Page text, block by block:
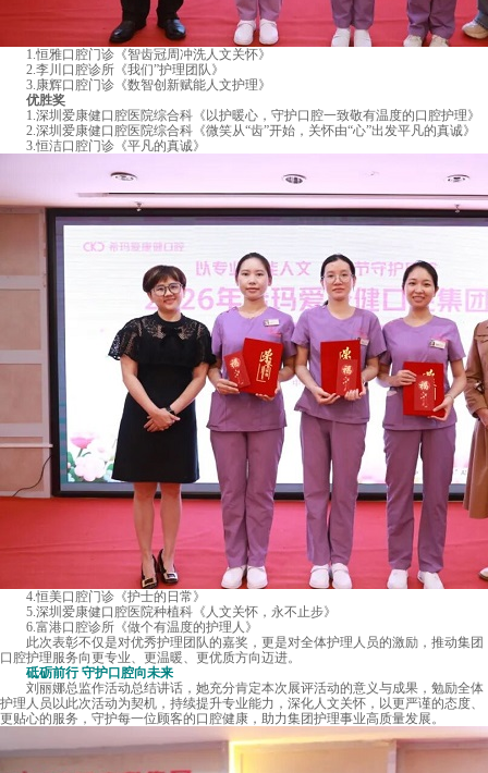
1.恒雅口腔门诊《智齿冠周冲洗人文关怀》
2.李川口腔诊所《我们”护理团队》
3.康辉口腔门诊《数智创新赋能人文护理》
优胜奖
1.深圳爱康健口腔医院综合科《以护暖心，守护口腔一致敬有温度的口腔护理》
2.深圳爱康健口腔医院综合科《微笑从“齿”开始，关怀由“心”出发平凡的真诚》
3.恒洁口腔门诊《平凡的真诚》
4.恒美口腔门诊《护士的日常》
5.深圳爱康健口腔医院种植科《人文关怀，永不止步》
6.富港口腔诊所《做个有温度的护理人》
此次表彰不仅是对优秀护理团队的嘉奖，更是对全体护理人员的激励，推动集团
口腔护理服务向更专业、更温暖、更优质方向迈进。
砥砺前行 守护口腔向未来
刘丽娜总监作活动总结讲话，她充分肯定本次展评活动的意义与成果，勉励全体
护理人员以此次活动为契机，持续提升专业能力，深化人文关怀，以更严谨的态度、
更贴心的服务，守护每一位顾客的口腔健康，助力集团护理事业高质量发展。